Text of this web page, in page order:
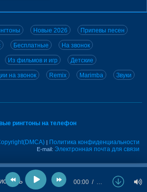
Новые 2026 Припевы песен
Бесплатные На звонок
Из фильмов и игр Детские
на звонок Remix Marimba Звуки
рингтоны на телефон
| Политика конфиденциальности
E-mail: Электронная почта для связи
00:00 …